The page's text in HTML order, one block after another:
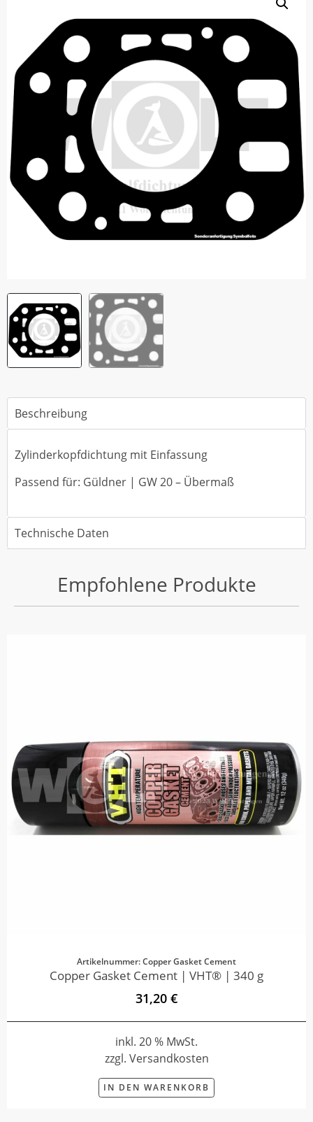
Beschreibung
Zylinderkopfdichtung mit Einfassung
Passend für: Güldner | GW 20 – Übermaß
Technische Daten
Empfohlene Produkte
Artikelnummer: Copper Gasket Cement
Copper Gasket Cement | VHT® | 340 g
31,20 €
inkl. 20 % MwSt.
zzgl. Versandkosten
IN DEN WARENKORB